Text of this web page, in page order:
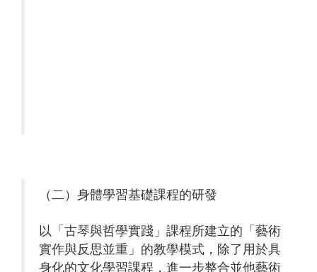
（二）身體學習基礎課程的研發
以「古琴與哲學實踐」課程所建立的「藝術
實作與反思並重」的教學模式，除了用於具
身化的文化學習課程，進一步整合並他藝術